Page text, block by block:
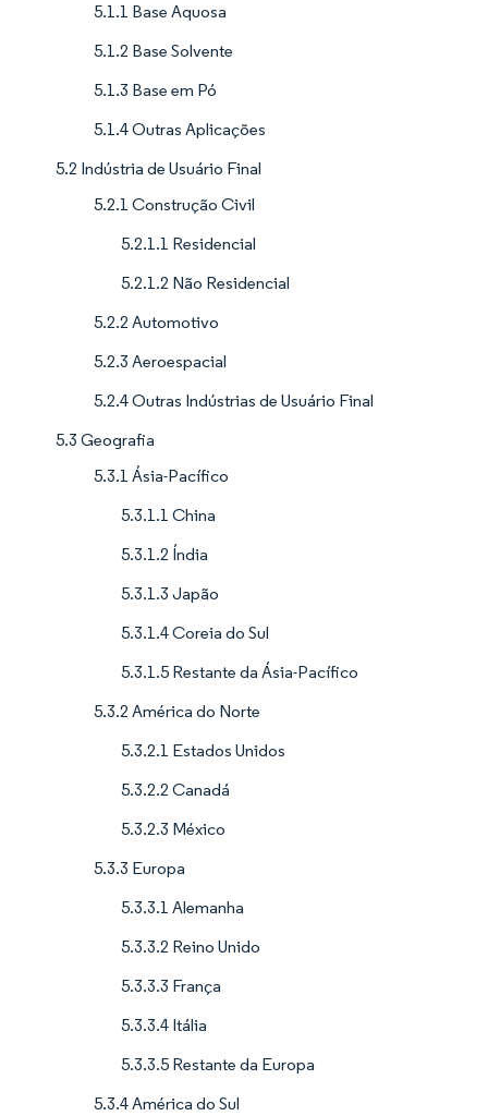
5.1.1 Base Aquosa
5.1.2 Base Solvente
5.1.3 Base em Pó
5.1.4 Outras Aplicações
5.2 Indústria de Usuário Final
5.2.1 Construção Civil
5.2.1.1 Residencial
5.2.1.2 Não Residencial
5.2.2 Automotivo
5.2.3 Aeroespacial
5.2.4 Outras Indústrias de Usuário Final
5.3 Geografia
5.3.1 Ásia-Pacífico
5.3.1.1 China
5.3.1.2 Índia
5.3.1.3 Japão
5.3.1.4 Coreia do Sul
5.3.1.5 Restante da Ásia-Pacífico
5.3.2 América do Norte
5.3.2.1 Estados Unidos
5.3.2.2 Canadá
5.3.2.3 México
5.3.3 Europa
5.3.3.1 Alemanha
5.3.3.2 Reino Unido
5.3.3.3 França
5.3.3.4 Itália
5.3.3.5 Restante da Europa
5.3.4 América do Sul